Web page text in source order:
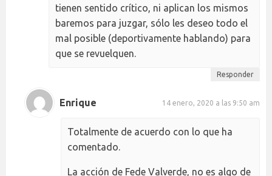
tienen sentido crítico, ni aplican los mismos
baremos para juzgar, sólo les deseo todo el
mal posible (deportivamente hablando) para
que se revuelquen.
Responder
Enrique 14 enero, 2020 a las 9:50 am
Totalmente de acuerdo con lo que ha
comentado.
La acción de Fede Valverde, no es algo de